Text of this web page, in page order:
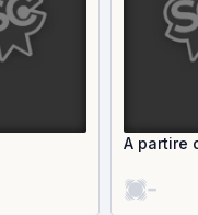
A partire
-